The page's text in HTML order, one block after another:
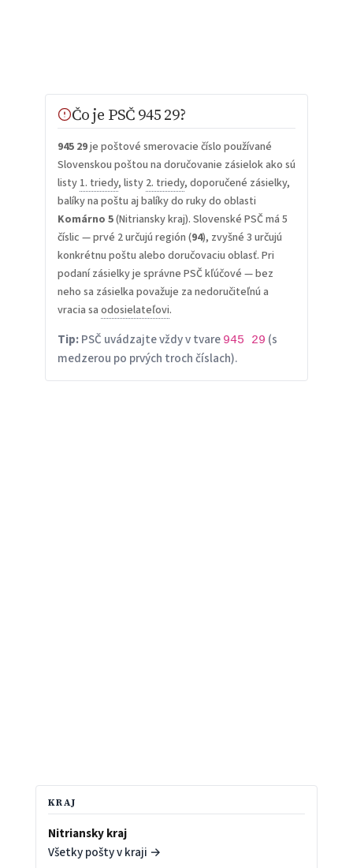
Čo je PSČ 945 29?
945 29je poštové smerovacie číslo používané
Slovenskou poštou na doručovanie zásielok ako sú
listy 1. triedy, listy 2. triedy, doporučené zásielky,
balíky na poštu aj balíky do ruky do oblasti
Komárno 5(Nitriansky kraj). Slovenské PSČ má 5
číslic — prvé 2 určujú región (94), zvyšné 3 určujú
konkrétnu poštu alebo doručovaciu oblasť. Pri
podaní zásielky je správne PSČ kľúčové — bez
neho sa zásielka považuje za nedoručiteľnú a
vracia sa odosielateľovi.
Tip:PSČ uvádzajte vždy v tvare 945 29 (s
medzerou po prvých troch číslach).
KRAJ
Nitriansky kraj
Všetky pošty v kraji →